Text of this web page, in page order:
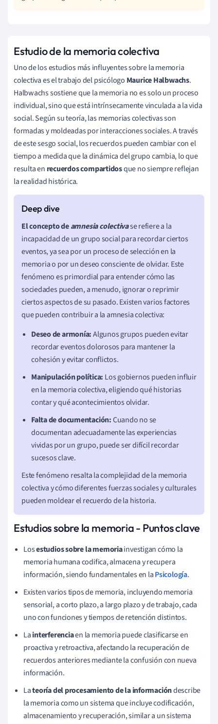
Estudio de la memoria colectiva
Uno de los estudios más influyentes sobre la memoria
colectiva es el trabajo del psicólogo Maurice Halbwachs.
Halbwachs sostiene que la memoria no es solo un proceso
individual, sino que está intrínsecamente vinculada a la vida
social. Según su teoría, las memorias colectivas son
formadas y moldeadas por interacciones sociales. A través
de este sesgo social, los recuerdos pueden cambiar con el
tiempo a medida que la dinámica del grupo cambia, lo que
resulta en recuerdos compartidosque no siempre reflejan
la realidad histórica.
El concepto deamnesia colectivase refiere a la
incapacidad de un grupo social para recordar ciertos
eventos, ya sea por un proceso de selección en la
memoria o por un deseo consciente de olvidar. Este
fenómeno es primordial para entender cómo las
sociedades pueden, a menudo, ignorar o reprimir
ciertos aspectos de su pasado. Existen varios factores
que pueden contribuir a la amnesia colectiva:
Deseo de armonía:Algunos grupos pueden evitar
recordar eventos dolorosos para mantener la
cohesión y evitar conflictos.
Manipulación política: Los gobiernos pueden influir
en la memoria colectiva, eligiendo qué historias
contar y qué acontecimientos olvidar.
Falta de documentación:Cuando no se
documentan adecuadamente las experiencias
vividas por un grupo, puede ser difícil recordar
sucesos clave.
Este fenómeno resalta la complejidad de la memoria
colectiva y cómo diferentes fuerzas sociales y culturales
pueden moldear el recuerdo de la historia.
Estudios sobre la memoria - Puntos clave
Losestudios sobre la memoriainvestigan cómo la
memoria humana codifica, almacena y recupera
información, siendo fundamentales en laPsicología.
Existen varios tipos de memoria, incluyendo memoria
sensorial, a corto plazo, a largo plazo y de trabajo, cada
uno con funciones y tiempos de retención distintos.
Lainterferenciaen la memoria puede clasificarse en
proactiva y retroactiva, afectando la recuperación de
recuerdos anteriores mediante la confusión con nueva
información.
Lateoría del procesamiento de la informacióndescribe
la memoria como un sistema que incluye codificación,
almacenamiento y recuperación, similar a un sistema